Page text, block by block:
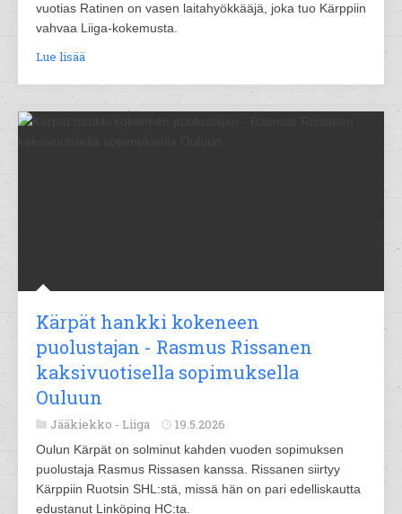
vuotias Ratinen on vasen laitahyökkääjä, joka tuo Kärppiin
vahvaa Liiga-kokemusta.
Lue lisää
Kärpät hankki kokeneen
puolustajan - Rasmus Rissanen
kaksivuotisella sopimuksella
Ouluun
Jääkiekko - Liiga 19.5.2026
Oulun Kärpät on solminut kahden vuoden sopimuksen
puolustaja Rasmus Rissasen kanssa. Rissanen siirtyy
Kärppiin Ruotsin SHL:stä, missä hän on pari edelliskautta
edustanut Linköping HC:ta.